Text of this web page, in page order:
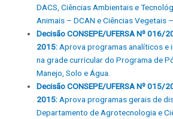
DACS, Ciências Ambientais e
Animais – DCAN e Ciências Vegetais
Decisão CONSEPE/UFERSA Nº 016/
2015:Aprova programas analíticos e
na grade curricular do Programa de
Manejo, Solo e Água.
Decisão CONSEPE/UFERSA Nº 015/
2015:Aprova programas gerais de
Departamento de Agrotecnologia e